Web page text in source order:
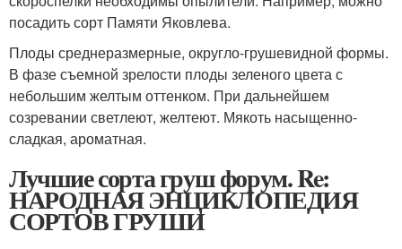
посадить сорт Памяти Яковлева.
Плоды среднеразмерные, округло-грушевидной формы.
В фазе съемной зрелости плоды зеленого цвета с
небольшим желтым оттенком. При дальнейшем
созревании светлеют, желтеют. Мякоть насыщенно-
сладкая, ароматная.
Лучшие сорта груш форум. Re:
НАРОДНАЯ ЭНЦИКЛОПЕДИЯ
СОРТОВ ГРУШИ